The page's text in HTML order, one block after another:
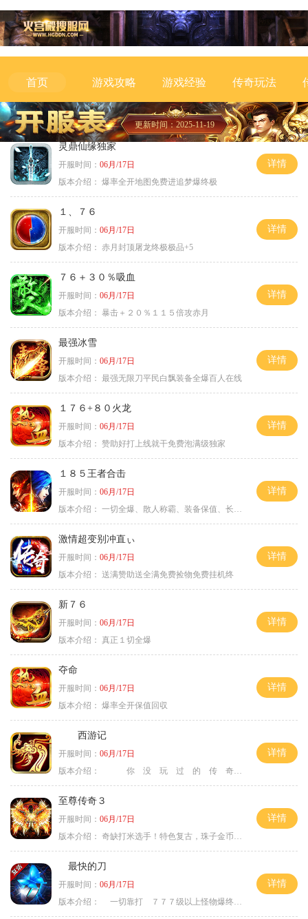
首页 游戏攻略 游戏经验 传奇玩法
更新时间：2025-11-19
灵鼎仙缘独家
开服时间： 06月/17日
版本介绍： 爆率全开地图免费进追梦爆终极
详情
１、７６
开服时间： 06月/17日
版本介绍： 赤月封顶屠龙终极极品+5
详情
７６＋３０％吸血
开服时间： 06月/17日
版本介绍： 暴击＋２０％１１５倍攻赤月
详情
最强冰雪
开服时间： 06月/17日
版本介绍： 最强无限刀平民白飘装备全爆百人在线
详情
１７６+８０火龙
开服时间： 06月/17日
版本介绍： 赞助好打上线就干免费泡满级独家
详情
１８５王者合击
开服时间： 06月/17日
版本介绍： 一切全爆、散人称霸、装备保值、长期耐玩
详情
激情超变别冲直ぃ
开服时间： 06月/17日
版本介绍： 送满赞助送全满免费捡物免费挂机终
详情
新７６
开服时间： 06月/17日
版本介绍： 真正１切全爆
详情
夺命
开服时间： 06月/17日
版本介绍： 爆率全开保值回収
详情
西游记
开服时间： 06月/17日
版本介绍：
你 没 玩 过 的 传 奇
详情
至尊传奇３
开服时间： 06月/17日
版本介绍： 奇缺打米选手！特色复古，珠子金币释放珠子
详情
最快的刀
开服时间： 06月/17日
版本介绍：
一切靠打 ７７７级以上怪物爆终极
详情